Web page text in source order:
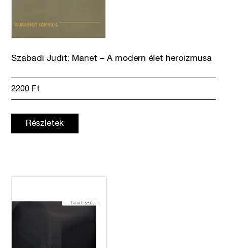
Szabadi Judit: Manet – A modern élet heroizmusa
2200 Ft
Részletek